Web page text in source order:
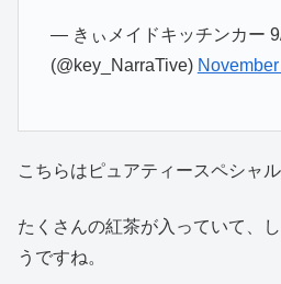
— きぃメイドキッチンカー
(@key_NarraTive)
こちらはピュアティースペシャル
たくさんの紅茶が入っていて、
うですね。